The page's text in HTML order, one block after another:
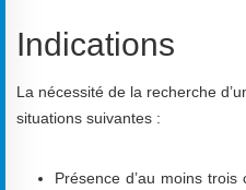
Indications
La nécessité de la recherche
situations suivantes :
Présence d’au moins